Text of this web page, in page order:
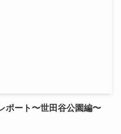
ポート〜世田谷公園編〜